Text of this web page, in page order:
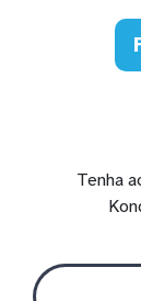
Tenha